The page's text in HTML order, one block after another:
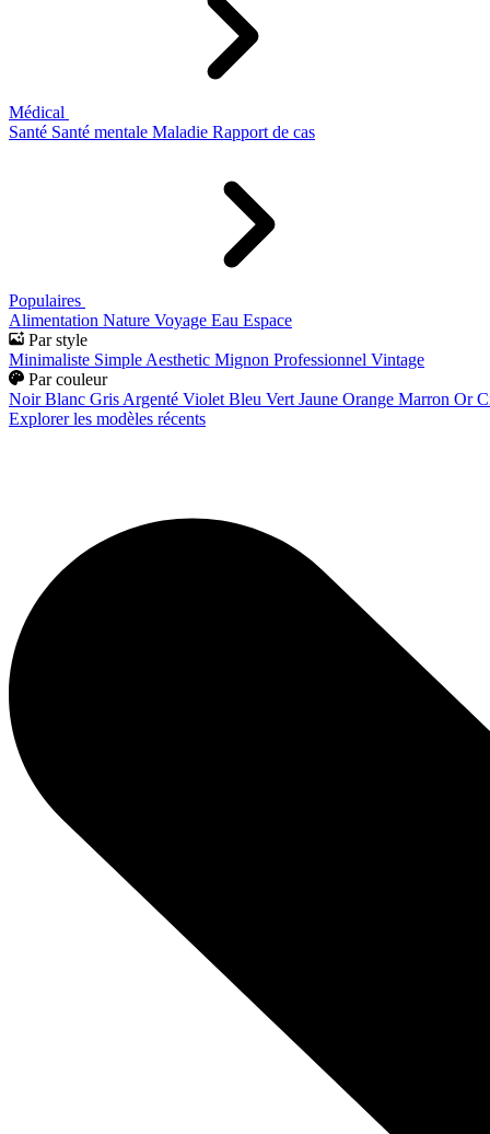
Médical
Santé Santé mentale Maladie Rapport de cas
Populaires
Alimentation Nature Voyage Eau Espace
Par style
Minimaliste Simple Aesthetic Mignon Professionnel Vintage
Par couleur
Noir Blanc Gris Argenté Violet Bleu Vert Jaune Orange Marron Or
Explorer les modèles récents